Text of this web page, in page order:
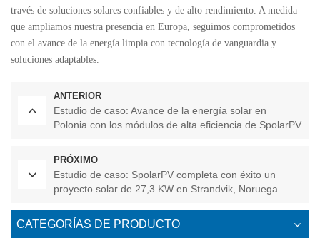
través de soluciones solares confiables y de alto rendimiento. A medida
que ampliamos nuestra presencia en Europa, seguimos comprometidos
con el avance de la energía limpia con tecnología de vanguardia y
soluciones adaptables.
ANTERIOR
Estudio de caso: Avance de la energía solar en
Polonia con los módulos de alta eficiencia de SpolarPV
PRÓXIMO
Estudio de caso: SpolarPV completa con éxito un
proyecto solar de 27,3 KW en Strandvik, Noruega
CATEGORÍAS DE PRODUCTO